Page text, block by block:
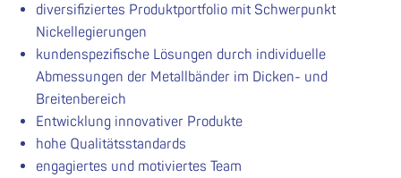
diversifiziertes Produktportfolio mit Schwerpunkt
Nickellegierungen
kundenspezifische Lösungen durch individuelle
Abmessungen der Metallbänder im Dicken- und
Breitenbereich
Entwicklung innovativer Produkte
hohe Qualitätsstandards
engagiertes und motiviertes Team